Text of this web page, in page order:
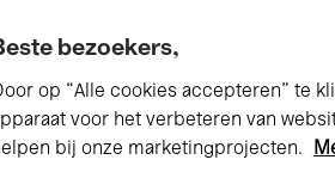
Nu
bezoekers,
op “Alle cookies accepteren” te
voor het verbeteren van
bij onze marketingprojecten.